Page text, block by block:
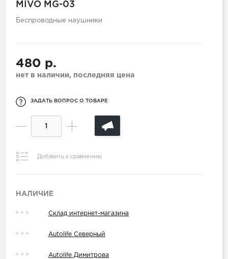
MIVO MG-03
Беспроводные наушники
480 р.
нет в наличии, последняя цена
ЗАДАТЬ ВОПРОС О ТОВАРЕ
Добавить к сравнению
НАЛИЧИЕ
Склад интернет-магазина
Autolife Северный
Autolife Димитрова